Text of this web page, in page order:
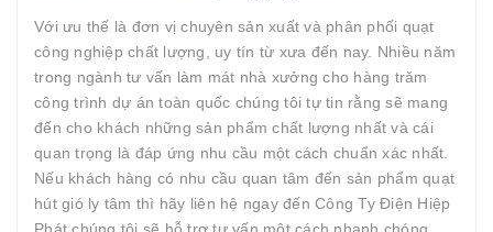
Với ưu thế là đơn vị chuyên sản xuất và phân phối quạt
công nghiệp chất lượng, uy tín từ xưa đến nay. Nhiều năm
trong ngành tư vấn làm mát nhà xưởng cho hàng trăm
công trình dự án toàn quốc chúng tôi tự tin rằng sẽ mang
đến cho khách những sản phẩm chất lượng nhất và cái
quan trọng là đáp ứng nhu cầu một cách chuẩn xác nhất.
Nếu khách hàng có nhu cầu quan tâm đến sản phẩm quạt
hút gió ly tâm thì hãy liên hệ ngay đến Công Ty Điện Hiệp